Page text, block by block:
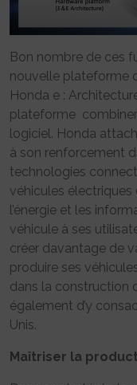
Bon nombre de ces
nouvelle plateforme
Honda e :
plateforme
logiciel. Honda
à son renforcement
technologies
véhicules
l’énergie et les
véhicule à ses
créer davantage de
produire ses
dans la construction
également d’y
Unis.
Maîtriser la